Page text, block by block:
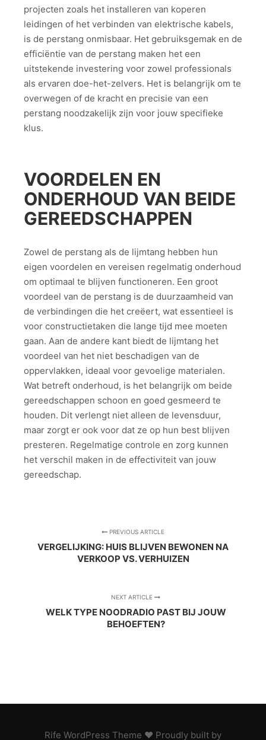
projecten zoals het installeren van koperen
leidingen of het verbinden van elektrische kabels,
is de perstang onmisbaar. Het gebruiksgemak en de
efficiëntie van de perstang maken het een
uitstekende investering voor zowel professionals
als ervaren doe-het-zelvers. Het is belangrijk om te
overwegen of de kracht en precisie van een
perstang noodzakelijk zijn voor jouw specifieke
klus.
VOORDELEN EN
ONDERHOUD VAN BEIDE
GEREEDSCHAPPEN
Zowel de perstang als de lijmtang hebben hun
eigen voordelen en vereisen regelmatig onderhoud
om optimaal te blijven functioneren. Een groot
voordeel van de perstang is de duurzaamheid van
de verbindingen die het creëert, wat essentieel is
voor constructietaken die lange tijd mee moeten
gaan. Aan de andere kant biedt de lijmtang het
voordeel van het niet beschadigen van de
oppervlakken, ideaal voor gevoelige materialen.
Wat betreft onderhoud, is het belangrijk om beide
gereedschappen schoon en goed gesmeerd te
houden. Dit verlengt niet alleen de levensduur,
maar zorgt er ook voor dat ze op hun best blijven
presteren. Regelmatige controle en zorg kunnen
het verschil maken in de effectiviteit van jouw
gereedschap.
PREVIOUS ARTICLE
VERGELIJKING: HUIS BLIJVEN BEWONEN NA
VERKOOP VS. VERHUIZEN
NEXT ARTICLE
WELK TYPE NOODRADIO PAST BIJ JOUW
BEHOEFTEN?
Rife WordPress Theme ♥ Proudly built by